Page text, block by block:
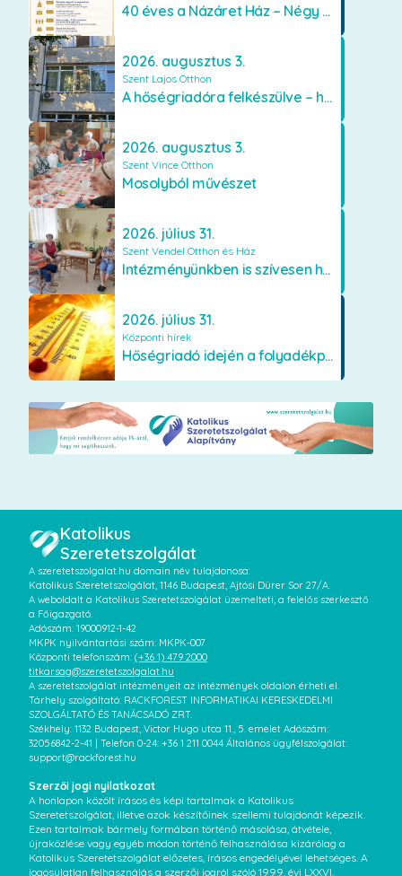
40 éves a Názáret Ház – Négy évtized szeretetben és gondoskodásban
2026. augusztus 3.
Szent Lajos Otthon
A hőségriadóra felkészülve – hűsítő fejlesztések a Szent Lajos Otthonban
2026. augusztus 3.
Szent Vince Otthon
Mosolyból művészet
2026. július 31.
Szent Vendel Otthon és Ház
Intézményünkben is szívesen használják a VR szemüveget
2026. július 31.
Központi hírek
Hőségriadó idején a folyadékpótlás életet menthet
Katolikus
Szeretetszolgálat
A szeretetszolgalat.hu domain név tulajdonosa:
Katolikus Szeretetszolgálat, 1146 Budapest, Ajtósi Dürer Sor 27/A.
A weboldalt a Katolikus Szeretetszolgálat üzemelteti, a felelős szerkesztő
a Főigazgató.
Adószám: 19000912-1-42
MKPK nyilvántartási szám: MKPK-007
Központi telefonszám: (+36 1) 479 2000
titkarsag@szeretetszolgalat.hu
A szeretetszolgálat intézményeit az intézmények oldalon érheti el.
Tárhely szolgáltató: RACKFOREST INFORMATIKAI KERESKEDELMI
SZOLGÁLTATÓ ÉS TANÁCSADÓ ZRT.
Székhely: 1132 Budapest, Victor Hugo utca 11., 5. emelet Adószám:
32056842-2-41 | Telefon 0-24: +36 1 211 0044 Általános ügyfélszolgálat:
support@rackforest.hu
Szerzői jogi nyilatkozat
A honlapon közölt írásos és képi tartalmak a Katolikus
Szeretetszolgálat, illetve azok készítőinek szellemi tulajdonát képezik.
Ezen tartalmak bármely formában történő másolása, átvétele,
újraközlése vagy egyéb módon történő felhasználása kizárólag a
Katolikus Szeretetszolgálat előzetes, írásos engedélyével lehetséges. A
jogosulatlan felhasználás a szerzői jogról szóló 1999. évi LXXVI.